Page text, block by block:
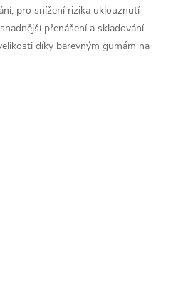
pro snížení rizika uklouznutí
přenášení a skladování
díky barevným gumám na